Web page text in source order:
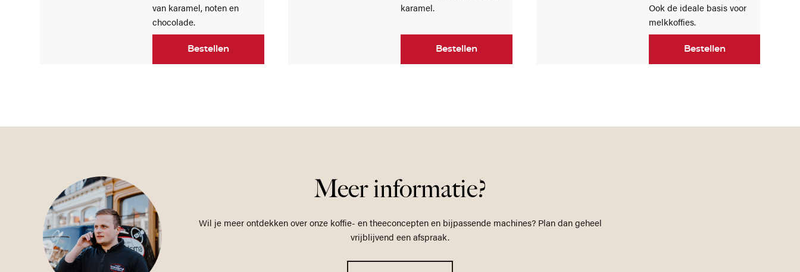
van karamel, noten en
chocolade.
Bestellen
karamel.
Bestellen
Ook de ideale basis voor
melkkoffies.
Bestellen
Meer informatie?
Wil je meer ontdekken over onze koffie- en theeconcepten en bijpassende machines? Plan dan geheel
vrijblijvend een afspraak.